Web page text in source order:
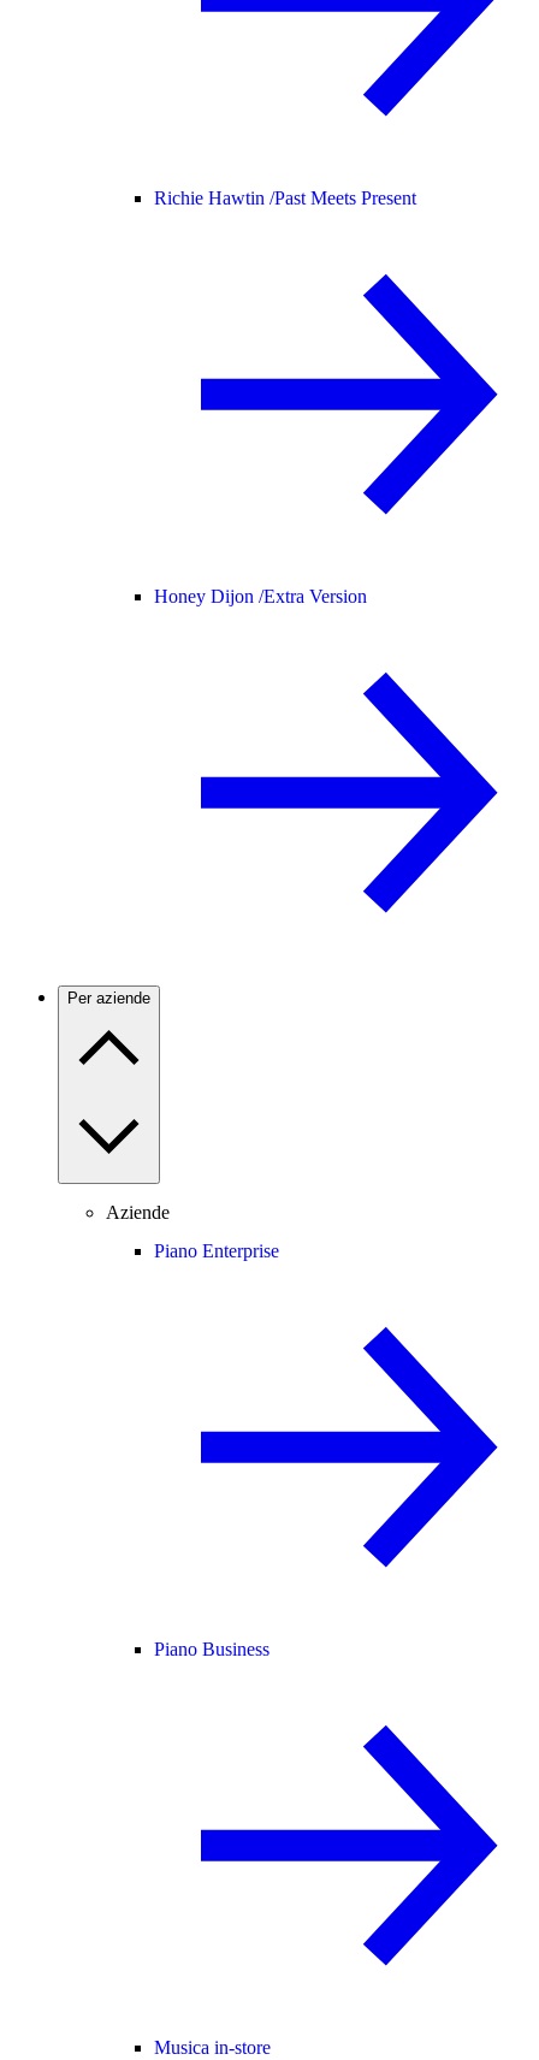
Richie Hawtin /Past Meets Present
Honey Dijon /Extra Version
Per aziende
Aziende
Piano Enterprise
Piano Business
Musica in-store